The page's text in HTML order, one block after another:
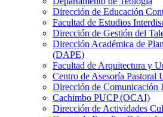
Dirección de Educación
Facultad de Estudios
Dirección de Gestión del
Dirección Académica de
(DAPE)
Facultad de Arquitectura y
Centro de Asesoría
Dirección de Comunicación
Cachimbo PUCP (OCAI)
Dirección de Actividades